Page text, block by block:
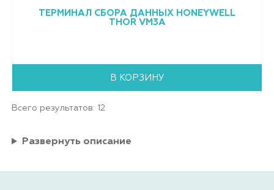
ТЕРМИНАЛ СБОРА ДАННЫХ HONEYWELL
THOR VM3A
В КОРЗИНУ
Всего результатов: 12
Развернуть описание